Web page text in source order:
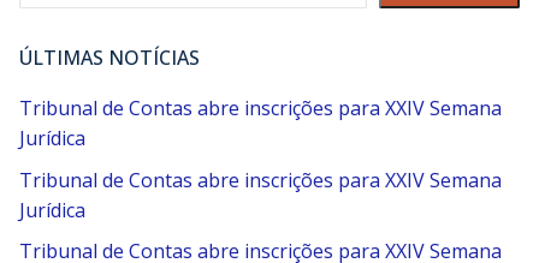
ÚLTIMAS NOTÍCIAS
Tribunal de Contas abre inscrições para XXIV Semana
Jurídica
Tribunal de Contas abre inscrições para XXIV Semana
Jurídica
Tribunal de Contas abre inscrições para XXIV Semana